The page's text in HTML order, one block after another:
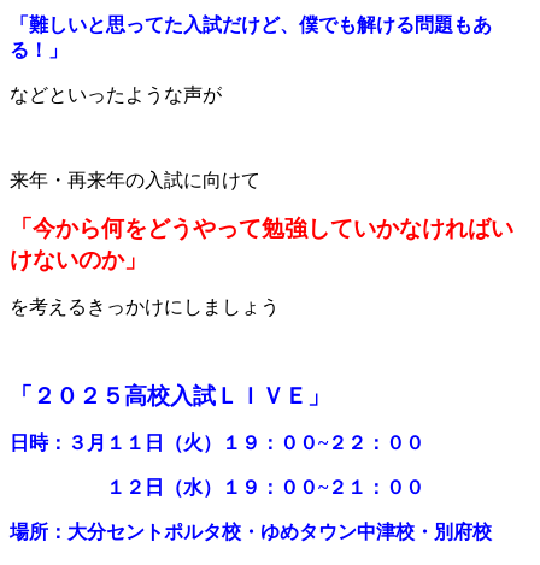
「難しいと思ってた入試だけど、僕でも解ける問題もあ
る！」
などといったような声が
来年・再来年の入試に向けて
「今から何をどうやって勉強していかなければい
けないのか」
を考えるきっかけにしましょう
「２０２５高校入試ＬＩＶＥ」
日時：３月１１日（火）１９：００~２２：００
１２日（水）１９：００~２１：００
場所：大分セントポルタ校・ゆめタウン中津校・別府校